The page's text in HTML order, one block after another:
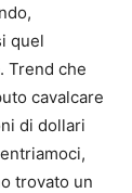
quel
Trend che
cavalcare
di dollari
trovato un